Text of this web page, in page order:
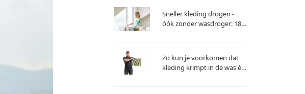
Sneller kleding drogen -
óók zonder wasdroger: 18
Zo kun je voorkomen dat
kleding krimpt in de was én